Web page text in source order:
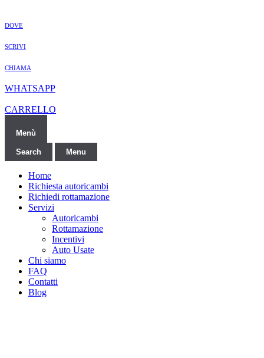
DOVE
SCRIVI
CHIAMA
WHATSAPP
CARRELLO
Menù
Search Menu
Home
Richiesta autoricambi
Richiedi rottamazione
Servizi
Autoricambi
Rottamazione
Incentivi
Auto Usate
Chi siamo
FAQ
Contatti
Blog